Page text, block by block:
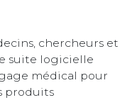
chercheurs et
suite logicielle
médical pour
produits